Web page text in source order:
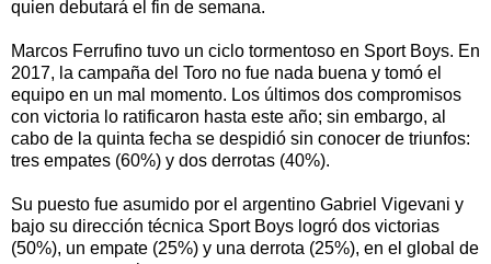
quien debutará el fin de semana.
Marcos Ferrufino tuvo un ciclo tormentoso en Sport Boys. En
2017, la campaña del Toro no fue nada buena y tomó el
equipo en un mal momento. Los últimos dos compromisos
con victoria lo ratificaron hasta este año; sin embargo, al
cabo de la quinta fecha se despidió sin conocer de triunfos:
tres empates (60%) y dos derrotas (40%).
Su puesto fue asumido por el argentino Gabriel Vigevani y
bajo su dirección técnica Sport Boys logró dos victorias
(50%), un empate (25%) y una derrota (25%), en el global de